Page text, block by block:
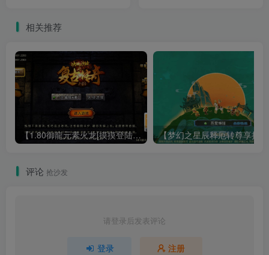
相关推荐
【1.80御龍元素火龙[摸摸登陆器]】战神引擎WIN服务端+GM工具+充值后台+双端+架设教程
评论 抢沙发
请登录后发表评论
登录 注册